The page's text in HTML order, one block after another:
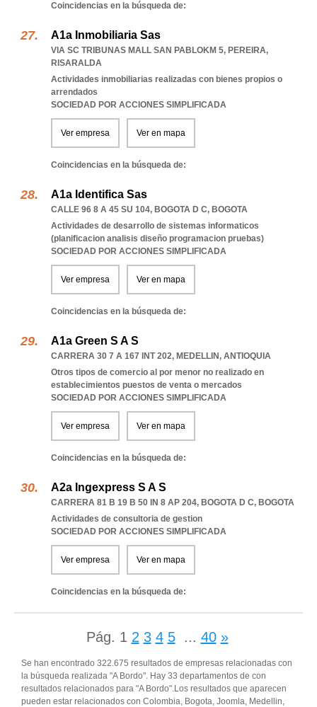
Coincidencias en la búsqueda de:
A1a Inmobiliaria Sas
VIA SC TRIBUNAS MALL SAN PABLOKM 5, PEREIRA,
RISARALDA
Actividades inmobiliarias realizadas con bienes propios o
arrendados
SOCIEDAD POR ACCIONES SIMPLIFICADA
Ver empresa Ver en mapa
Coincidencias en la búsqueda de:
A1a Identifica Sas
CALLE 96 8 A 45 SU 104, BOGOTA D C, BOGOTA
Actividades de desarrollo de sistemas informaticos
(planificacion analisis diseño programacion pruebas)
SOCIEDAD POR ACCIONES SIMPLIFICADA
Ver empresa Ver en mapa
Coincidencias en la búsqueda de:
A1a Green S A S
CARRERA 30 7 A 167 INT 202, MEDELLIN, ANTIOQUIA
Otros tipos de comercio al por menor no realizado en
establecimientos puestos de venta o mercados
SOCIEDAD POR ACCIONES SIMPLIFICADA
Ver empresa Ver en mapa
Coincidencias en la búsqueda de:
A2a Ingexpress S A S
CARRERA 81 B 19 B 50 IN 8 AP 204, BOGOTA D C, BOGOTA
Actividades de consultoria de gestion
SOCIEDAD POR ACCIONES SIMPLIFICADA
Ver empresa Ver en mapa
Coincidencias en la búsqueda de:
Pág. 1 2 3 4 5 ... 40 »
Se han encontrado 322.675 resultados de empresas relacionadas con
la búsqueda realizada "A Bordo". Hay 33 departamentos de con
resultados relacionados para "A Bordo".Los resultados que aparecen
pueden estar relacionados con Colombia, Bogota, Joomla, Medellin,